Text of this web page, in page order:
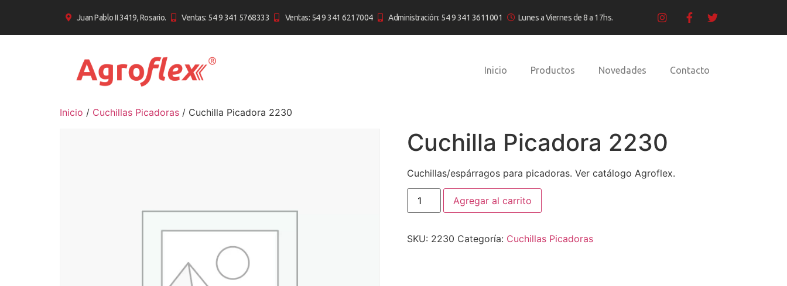
Juan Pablo II 3419, Rosario. Ventas: 54 9 341 5768333 Ventas: 54 9 341 6217004 Administración: 54 9 341 3611001 Lunes a Viernes de 8 a 17hs.
Inicio Productos Novedades Contacto
Inicio / Cuchillas Picadoras / Cuchilla Picadora 2230
Cuchilla Picadora 2230
Cuchillas/espárragos para picadoras. Ver catálogo Agroflex.
Agregar al carrito
SKU: 2230 Categoría: Cuchillas Picadoras